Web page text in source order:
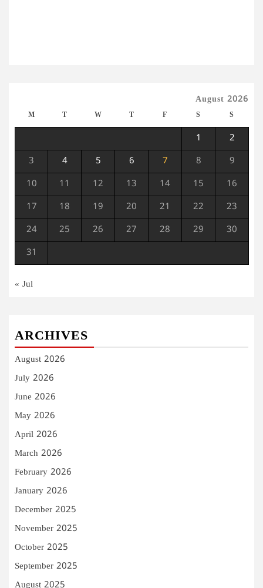
August 2026
M T W T F S S
1 2
3 4 5 6 7 8 9
10 11 12 13 14 15 16
17 18 19 20 21 22 23
24 25 26 27 28 29 30
31
« Jul
ARCHIVES
August 2026
July 2026
June 2026
May 2026
April 2026
March 2026
February 2026
January 2026
December 2025
November 2025
October 2025
September 2025
August 2025